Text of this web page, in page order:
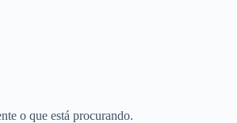
o que está procurando.